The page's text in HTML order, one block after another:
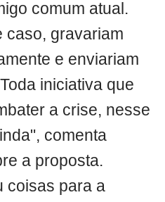
comum atual.
caso, gravariam
e enviariam
iniciativa que
a crise, nesse
comenta
a proposta.
coisas para a